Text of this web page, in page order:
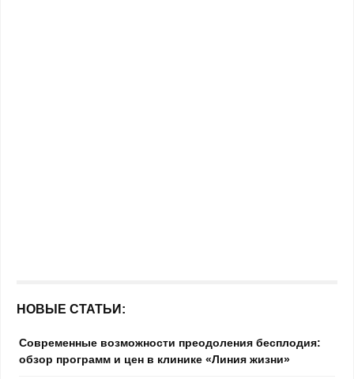
НОВЫЕ СТАТЬИ:
Современные возможности преодоления бесплодия:
обзор программ и цен в клинике «Линия жизни»